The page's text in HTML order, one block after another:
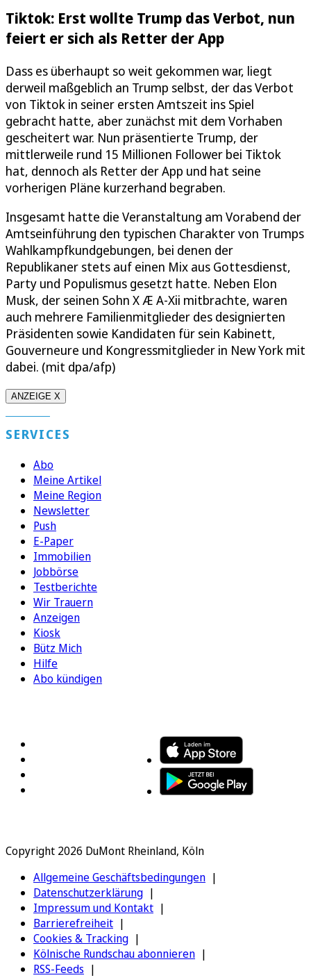
Tiktok: Erst wollte Trump das Verbot, nun
feiert er sich als Retter der App
Dass es überhaupt so weit gekommen war, liegt
derweil maßgeblich an Trump selbst, der das Verbot
von Tiktok in seiner ersten Amtszeit ins Spiel
gebracht hatte, aber zunächst mit dem Vorhaben
gescheitert war. Nun präsentierte Trump, der
mittlerweile rund 15 Millionen Follower bei Tiktok
hat, dennoch als Retter der App und hat seine
vorherigen Pläne kurzerhand begraben.
Insgesamt hatte die Veranstaltung am Vorabend der
Amtseinführung den typischen Charakter von Trumps
Wahlkampfkundgebungen, bei denen der
Republikaner stets auf einen Mix aus Gottesdienst,
Party und Populismus gesetzt hatte. Neben Elon
Musk, der seinen Sohn X Æ A-Xii mitbrachte, waren
auch mehrere Familienmitglieder des designierten
Präsidenten sowie Kandidaten für sein Kabinett,
Gouverneure und Kongressmitglieder in New York mit
dabei. (mit dpa/afp)
ANZEIGE X
SERVICES
Abo
Meine Artikel
Meine Region
Newsletter
Push
E-Paper
Immobilien
Jobbörse
Testberichte
Wir Trauern
Anzeigen
Kiosk
Bütz Mich
Hilfe
Abo kündigen
Copyright 2026 DuMont Rheinland, Köln
Allgemeine Geschäftsbedingungen
Datenschutzerklärung
Impressum und Kontakt
Barrierefreiheit
Cookies & Tracking
Kölnische Rundschau abonnieren
RSS-Feeds